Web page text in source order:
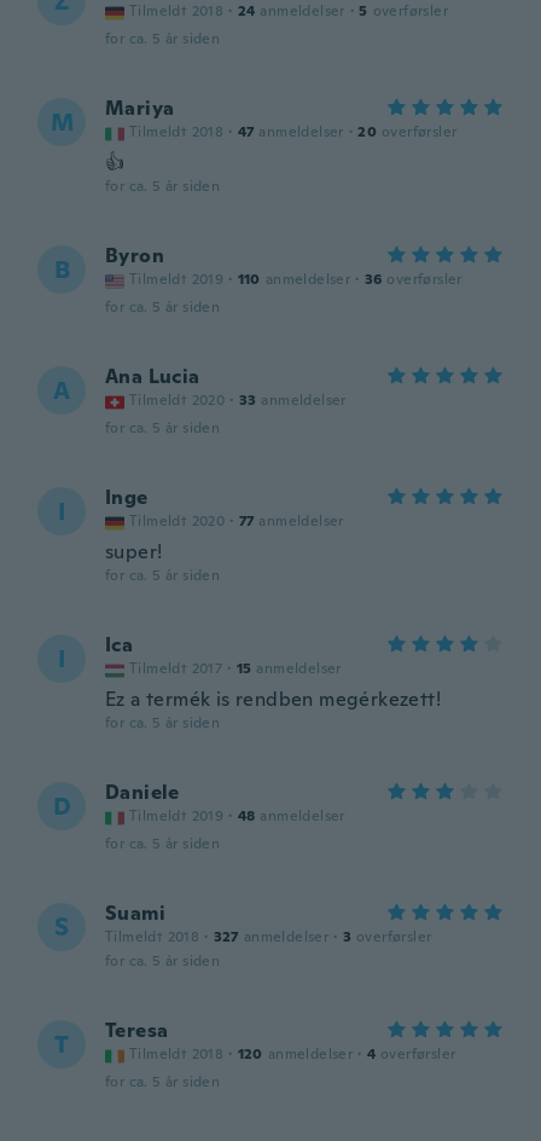
Tilmeldt 2018 · 24 anmeldelser · 5 overførsler
for ca. 5 år siden
M Mariya
Tilmeldt 2018 · 47 anmeldelser · 20 overførsler
👍
for ca. 5 år siden
B Byron
Tilmeldt 2019 · 110 anmeldelser · 36 overførsler
for ca. 5 år siden
A Ana Lucia
Tilmeldt 2020 · 33 anmeldelser
for ca. 5 år siden
I Inge
Tilmeldt 2020 · 77 anmeldelser
super!
for ca. 5 år siden
I Ica
Tilmeldt 2017 · 15 anmeldelser
Ez a termék is rendben megérkezett!
for ca. 5 år siden
D Daniele
Tilmeldt 2019 · 48 anmeldelser
for ca. 5 år siden
S Suami
Tilmeldt 2018 · 327 anmeldelser · 3 overførsler
for ca. 5 år siden
T Teresa
Tilmeldt 2018 · 120 anmeldelser · 4 overførsler
for ca. 5 år siden